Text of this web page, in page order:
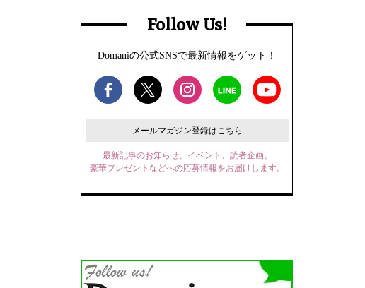
Follow Us!
Domaniの公式SNSで最新情報をゲット！
メールマガジン登録はこちら
最新記事のお知らせ、イベント、読者企画、
豪華プレゼントなどへの応募情報をお届けします。